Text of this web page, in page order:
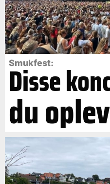
Smukfest:
Disse
du